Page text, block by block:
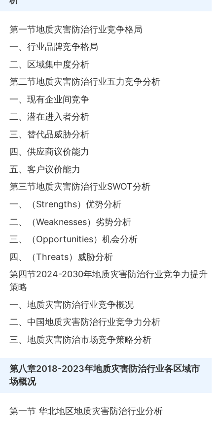
第一节地质灾害防治行业竞争格局
一、行业品牌竞争格局
二、区域集中度分析
第二节地质灾害防治行业五力竞争分析
一、现有企业间竞争
二、潜在进入者分析
三、替代品威胁分析
四、供应商议价能力
五、客户议价能力
第三节地质灾害防治行业SWOT分析
一、（Strengths）优势分析
二、（Weaknesses）劣势分析
三、（Opportunities）机会分析
四、（Threats）威胁分析
第四节2024-2030年地质灾害防治行业竞争力提升
策略
一、地质灾害防治行业竞争概况
二、中国地质灾害防治行业竞争力分析
三、地质灾害防治市场竞争策略分析
第八章2018-2023年地质灾害防治行业各区域市
场概况
第一节 华北地区地质灾害防治行业分析